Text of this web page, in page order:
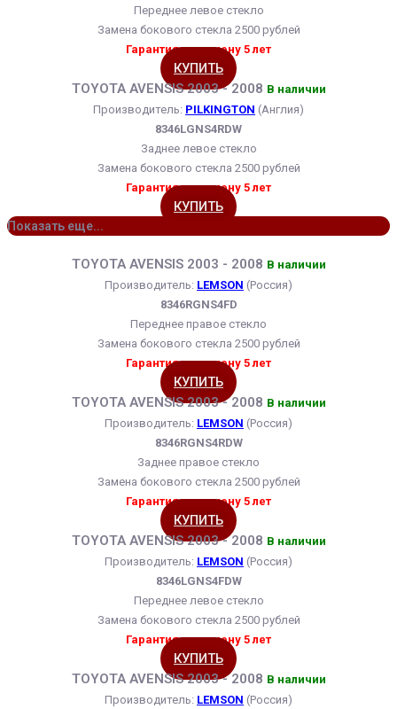
Переднее левое стекло
Замена бокового стекла 2500 рублей
Гарантия на замену 5 лет
КУПИТЬ
TOYOTA AVENSIS 2003 - 2008 В наличии
Производитель: PILKINGTON (Англия)
8346LGNS4RDW
Заднее левое стекло
Замена бокового стекла 2500 рублей
Гарантия на замену 5 лет
КУПИТЬ
Показать еще...
TOYOTA AVENSIS 2003 - 2008 В наличии
Производитель: LEMSON (Россия)
8346RGNS4FD
Переднее правое стекло
Замена бокового стекла 2500 рублей
Гарантия на замену 5 лет
КУПИТЬ
TOYOTA AVENSIS 2003 - 2008 В наличии
Производитель: LEMSON (Россия)
8346RGNS4RDW
Заднее правое стекло
Замена бокового стекла 2500 рублей
Гарантия на замену 5 лет
КУПИТЬ
TOYOTA AVENSIS 2003 - 2008 В наличии
Производитель: LEMSON (Россия)
8346LGNS4FDW
Переднее левое стекло
Замена бокового стекла 2500 рублей
Гарантия на замену 5 лет
КУПИТЬ
TOYOTA AVENSIS 2003 - 2008 В наличии
Производитель: LEMSON (Россия)